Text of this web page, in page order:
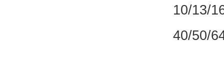
10/13/
40/50/